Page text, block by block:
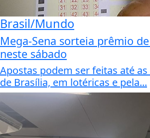
Brasil/Mundo
Mega-Sena sorteia prêmio
neste sábado
Apostas podem ser feitas até
de Brasília, em lotéricas e pela...